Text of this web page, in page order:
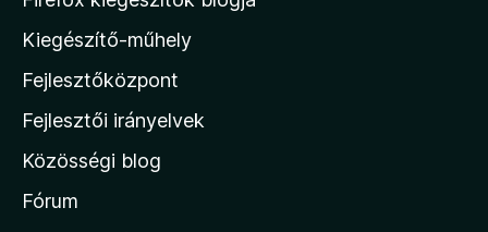
,
/
e
l
s
4
5
5
z
i
l
a
h
Kiegészítő-műhely
Fejlesztőközpont
Fejlesztői irányelvek
Közösségi blog
Fórum